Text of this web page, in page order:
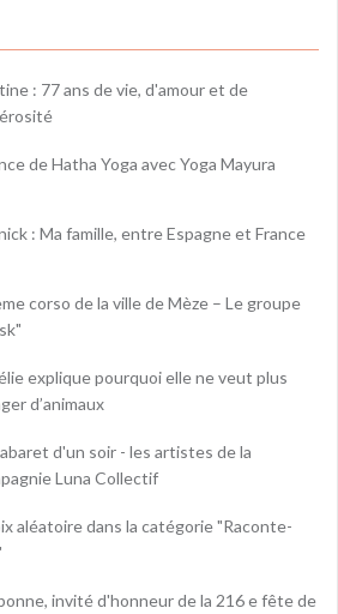
: 77 ans de vie, d'amour et de
de Hatha Yoga avec Yoga Mayura
: Ma famille, entre Espagne et France
corso de la ville de Mèze – Le groupe
explique pourquoi elle ne veut plus
d’animaux
d'un soir - les artistes de la
Luna Collectif
aléatoire dans la catégorie "Raconte-
invité d'honneur de la 216 e fête de